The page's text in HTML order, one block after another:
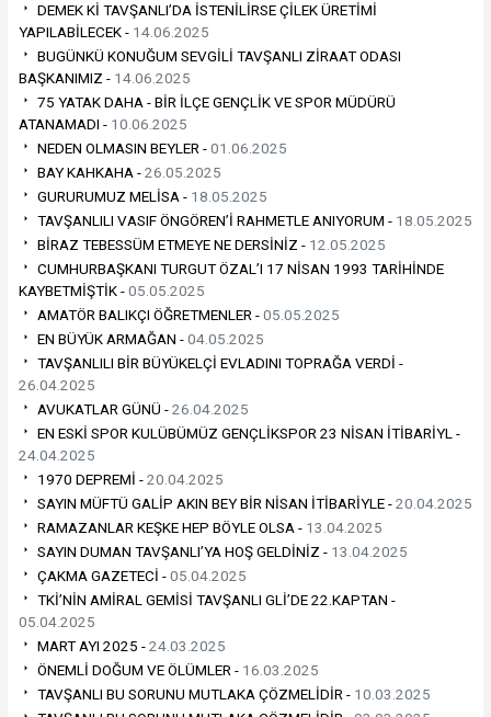
DEMEK Kİ TAVŞANLI’DA İSTENİLİRSE ÇİLEK ÜRETİMİ
YAPILABİLECEK - 14.06.2025
BUGÜNKÜ KONUĞUM SEVGİLİ TAVŞANLI ZİRAAT ODASI
BAŞKANIMIZ - 14.06.2025
75 YATAK DAHA - BİR İLÇE GENÇLİK VE SPOR MÜDÜRÜ
ATANAMADI - 10.06.2025
NEDEN OLMASIN BEYLER -01.06.2025
BAY KAHKAHA -26.05.2025
GURURUMUZ MELİSA - 18.05.2025
TAVŞANLILI VASIF ÖNGÖREN’İ RAHMETLE ANIYORUM - 18.05.2025
BİRAZ TEBESSÜM ETMEYE NE DERSİNİZ - 12.05.2025
CUMHURBAŞKANI TURGUT ÖZAL’I 17 NİSAN 1993 TARİHİNDE
KAYBETMİŞTİK -05.05.2025
AMATÖR BALIKÇI ÖĞRETMENLER -05.05.2025
EN BÜYÜK ARMAĞAN -04.05.2025
TAVŞANLILI BİR BÜYÜKELÇİ EVLADINI TOPRAĞA VERDİ -
26.04.2025
AVUKATLAR GÜNÜ -26.04.2025
EN ESKİ SPOR KULÜBÜMÜZ GENÇLİKSPOR 23 NİSAN İTİBARİYL -
24.04.2025
1970 DEPREMİ -20.04.2025
SAYIN MÜFTÜ GALİP AKIN BEY BİR NİSAN İTİBARİYLE -20.04.2025
RAMAZANLAR KEŞKE HEP BÖYLE OLSA - 13.04.2025
SAYIN DUMAN TAVŞANLI’YA HOŞ GELDİNİZ - 13.04.2025
ÇAKMA GAZETECİ -05.04.2025
TKİ’NİN AMİRAL GEMİSİ TAVŞANLI GLİ’DE 22.KAPTAN -
05.04.2025
MART AYI 2025 -24.03.2025
ÖNEMLİ DOĞUM VE ÖLÜMLER - 16.03.2025
TAVŞANLI BU SORUNU MUTLAKA ÇÖZMELİDİR - 10.03.2025